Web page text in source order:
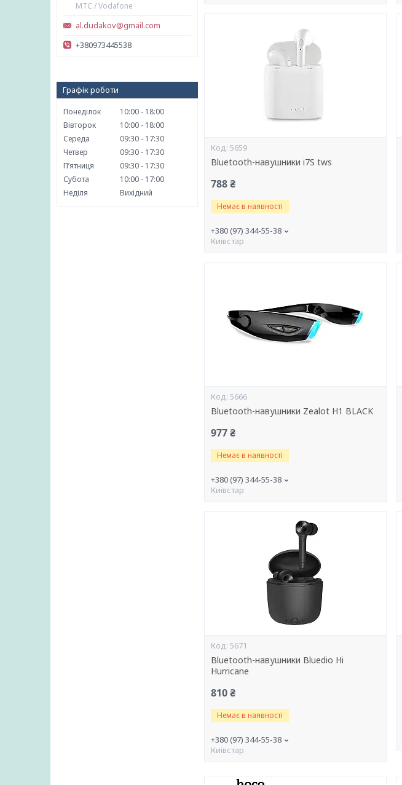
МТС / Vodafone
al.dudakov@gmail.com
+380973445538
Графік роботи
Понеділок 10:00
18:00
Вівторок
10:00
18:00
Середа
09:30
17:30
Четвер
09:30
17:30
Пʼятниця
09:30
17:30
Субота
10:00
17:00
Неділя
Вихідний
5659
Bluetooth-навушники i7S tws
788 ₴
Немає в наявності
+380 (97) 344-55-38
Киівстар
5666
Bluetooth-навушники Zealot H1 BLACK
977 ₴
Немає в наявності
+380 (97) 344-55-38
Киівстар
5671
Bluetooth-навушники Bluedio Hi
Hurricane
810 ₴
Немає в наявності
+380 (97) 344-55-38
Киівстар